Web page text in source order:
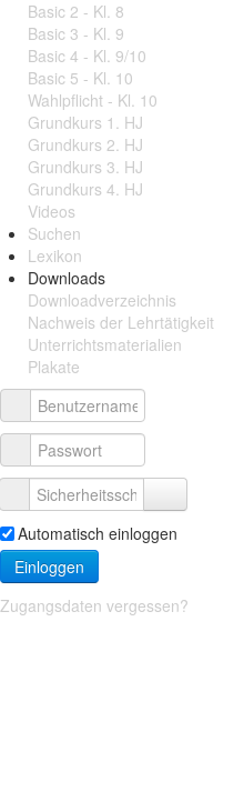
Basic 2 - Kl. 8
Basic 3 - Kl. 9
Basic 4 - Kl. 9/10
Basic 5 - Kl. 10
Wahlpflicht - Kl. 10
Grundkurs 1. HJ
Grundkurs 2. HJ
Grundkurs 3. HJ
Grundkurs 4. HJ
Videos
Suchen
Lexikon
Downloads
Downloadverzeichnis
Nachweis der Lehrtätigkeit
Unterrichtsmaterialien
Plakate
Automatisch einloggen
Einloggen
Zugangsdaten vergessen?